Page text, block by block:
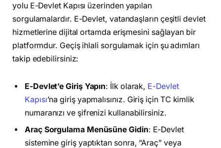
yolu E-Devlet Kapısı üzerinden yapılan
sorgulamalardır. E-Devlet, vatandaşların çeşitli devlet
hizmetlerine dijital ortamda erişmesini sağlayan bir
platformdur. Geçiş ihlali sorgulamak için şu adımları
takip edebilirsiniz:
E-Devlet’e Giriş Yapın: İlk olarak, E-Devlet
Kapısı’na giriş yapmalısınız. Giriş için TC kimlik
numaranızı ve şifrenizi kullanabilirsiniz.
Araç Sorgulama Menüsüne Gidin: E-Devlet
sistemine giriş yaptıktan sonra, “Araç” veya